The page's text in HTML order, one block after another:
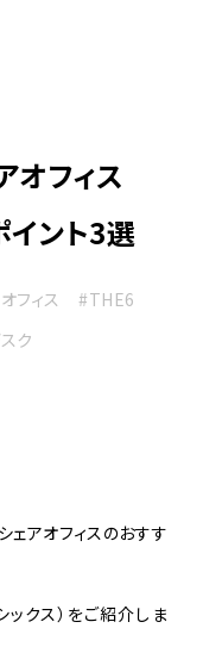
オフィス
イント3選
フィス
#THE6
ク
アオフィスのおすす
クス）をご紹介しま